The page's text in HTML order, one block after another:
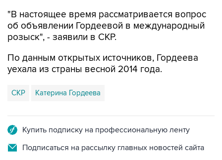
"В настоящее время рассматривается вопрос
об объявлении Гордеевой в международный
розыск", - заявили в СКР.
По данным открытых источников, Гордеева
уехала из страны весной 2014 года.
СКР Катерина Гордеева
Купить подписку на профессиональную ленту
Подписаться на рассылку главных новостей сайта